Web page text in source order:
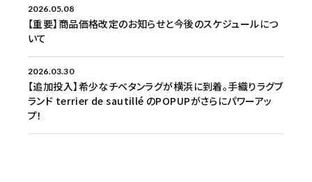
2026.05.08
【重要】商品価格改定のお知らせと今後のスケジュールにつ
いて
2026.03.30
【追加投入】希少なチベタンラグが横浜に到着。手織りラグブ
ランド terrier de sautillé のPOPUPがさらにパワーアッ
プ！